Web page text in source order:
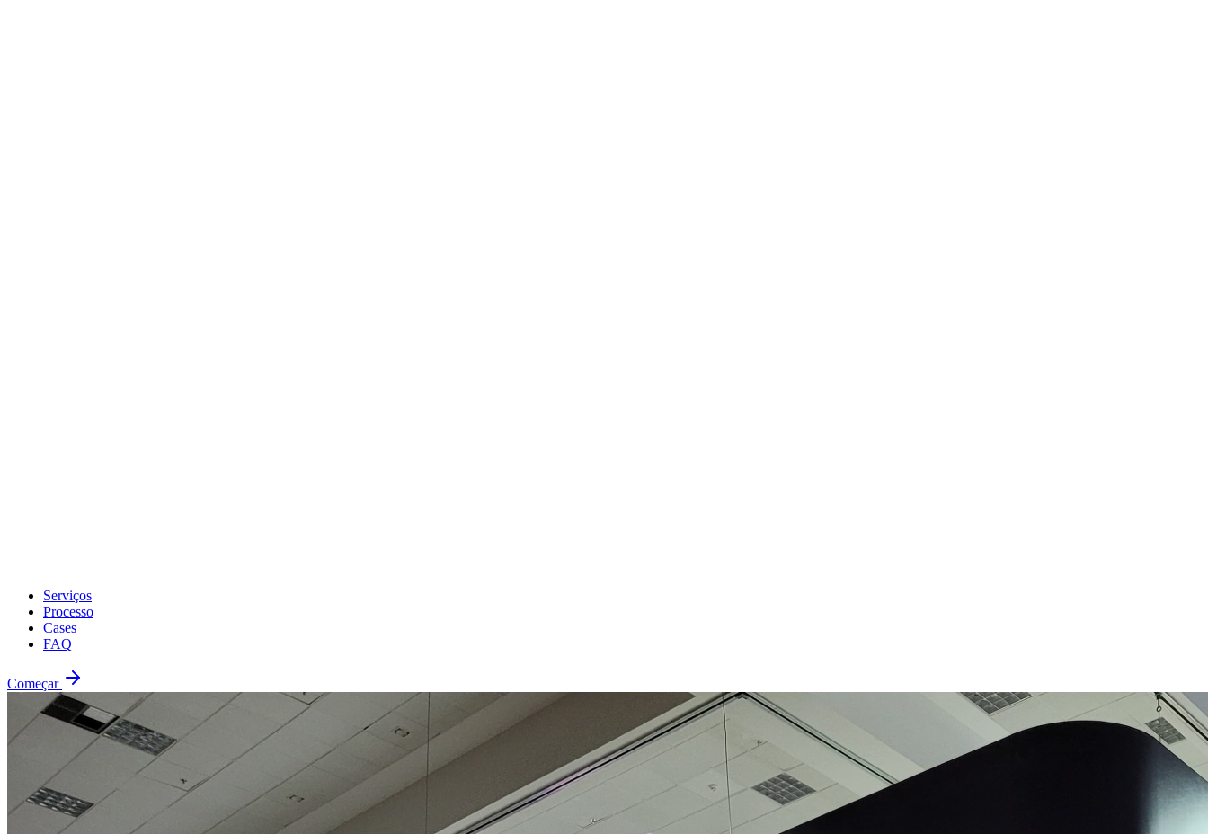
Serviços
Processo
Cases
FAQ
Começar